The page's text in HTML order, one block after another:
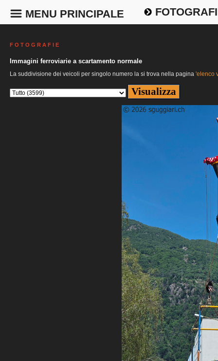
MENU PRINCIPALE
F O T O G R A F I E
Immagini ferroviarie a scartamento normale
La suddivisione dei veicoli per singolo numero la si trova nella pagina 'elenco